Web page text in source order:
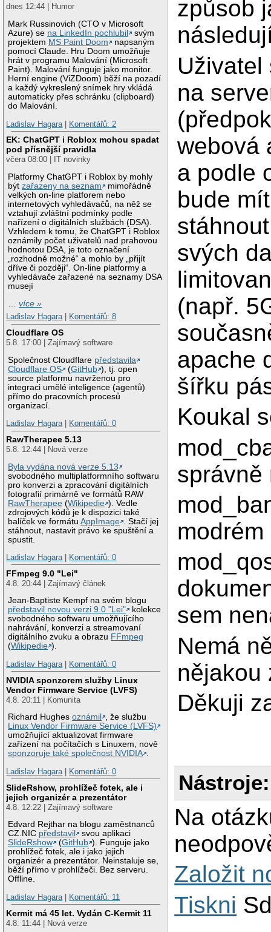
dnes 12:44 | Humor
Mark Russinovich (CTO v Microsoft
Azure) se na LinkedIn pochlubil
svým
projektem MS Paint Doom
napsaným
pomocí Claude. Hru Doom umožňuje
hrát v programu Malování (Microsoft
Paint). Malování funguje jako monitor.
Herní engine (ViZDoom) běží na pozadí
a každý vykreslený snímek hry vkládá
automaticky přes schránku (clipboard)
do Malování.
Ladislav Hagara
Komentářů: 2
EK: ChatGPT i Roblox mohou spadat
pod přísnější pravidla
včera 08:00 | IT novinky
Platformy ChatGPT i Roblox by mohly
býtzařazeny na seznam
mimořádně
velkých on-line platforem nebo
internetových vyhledávačů, na něž se
vztahují zvláštní podmínky podle
nařízení o digitálních službách (DSA).
Vzhledem k tomu, že ChatGPT i Roblox
oznámily počet uživatelů nad prahovou
hodnotou DSA, je toto označení
„rozhodně možné“ a mohlo by „přijít
dříve či později“. On-line platformy a
vyhledávače zařazené na seznamy DSA
musejí
…více »
Ladislav Hagara| Komentářů: 8
Cloudflare OS
5.8. 17:00 | Zajímavý software
Společnost Cloudflare představila
Cloudflare OS
(GitHub ), tj. open
source platformu navrženou pro
integraci umělé inteligence (agentů)
přímo do pracovních procesů
organizací.
Ladislav Hagara| Komentářů: 0
RawTherapee 5.13
5.8. 12:44 | Nová verze
Byla vydána nová verze 5.13
svobodného multiplatformního softwaru
pro konverzi a zpracování digitálních
fotografií primárně ve formátů RAW
RawTherapee (Wikipedie ). Vedle
zdrojových kódů je k dispozici také
balíček ve formátuAppImage
. Stačí jej
stáhnout, nastavit právo ke spuštění a
spustit.
Ladislav Hagara| Komentářů: 0
FFmpeg 9.0 "Lei"
4.8. 20:44 | Zajímavý článek
Jean-Baptiste Kempf na svém blogu
představil novou verzi 9.0 "Lei"
kolekce
svobodného softwaru umožňujícího
nahrávání, konverzi a streamovaní
digitálního zvuku a obrazu FFmpeg
(Wikipedie ).
Ladislav Hagara| Komentářů: 0
NVIDIA sponzorem služby Linux
Vendor Firmware Service (LVFS)
4.8. 20:11 | Komunita
Richard Hughesoznámil
, že službu
Linux Vendor Firmware Service (LVFS)
umožňující aktualizovat firmware
zařízení na počítačích s Linuxem, nově
sponzoruje také společnost NVIDIA .
Ladislav Hagara| Komentářů: 0
SlideRshow, prohlížeč fotek, ale i
jejich organizér a prezentátor
4.8. 12:22 | Zajímavý software
Edvard Rejthar na blogu zaměstnanců
CZ.NIC představil
svou aplikaci
SlideRshow
(GitHub ). Funguje jako
prohlížeč fotek, ale i jako jejich
organizér a prezentátor. Neinstaluje se,
běží přímo v prohlížeči. Bez serveru.
Offline.
Ladislav Hagara| Komentářů: 11
Kermit má 45 let. Vydán C-Kermit 11
4.8. 11:44 | Nová verze
způsob
Uživatel
na
webová
a podle
bude
svých
(např.
apache
šířku
Koukal
správně
modrém
sem
Nemá
nějakou
Děkuji
Nástroje:
Na
Založit
Tiskni